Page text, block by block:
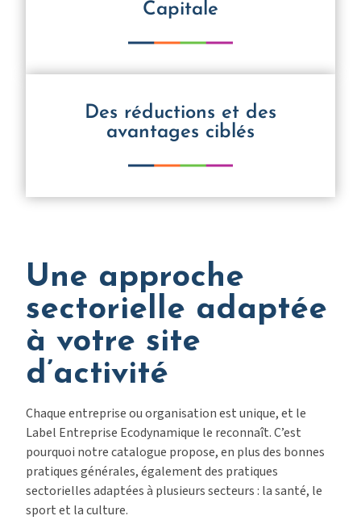
Capitale
Des réductions et des
avantages ciblés
Une approche
sectorielle adaptée
à votre site
d’activité
Chaque entreprise ou organisation est unique, et le
Label Entreprise Ecodynamique le reconnaît. C’est
pourquoi notre catalogue propose, en plus des bonnes
pratiques générales, également des pratiques
sectorielles adaptées à plusieurs secteurs : la santé, le
sport et la culture.